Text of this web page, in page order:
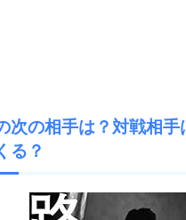
次の相手は？対戦相手
る？